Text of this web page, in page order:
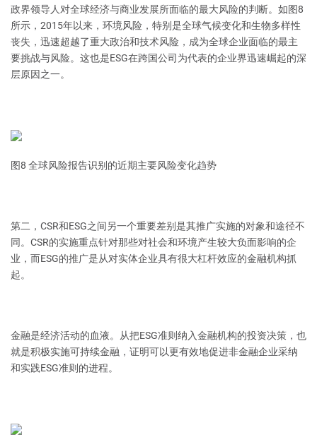
政界领导人对全球经济与商业发展所面临的最大风险的判断。如图8
所示，2015年以来，环境风险，特别是全球气候变化和生物多样性
丧失，迅速超越了重大政治和技术风险，成为全球企业面临的最主
要挑战与风险。这也是ESG在跨国公司为代表的企业界迅速崛起的深
层原因之一。
图8 全球风险报告识别的近期主要风险变化趋势
第二，CSR和ESG之间另一个重要差别是其推广实施的对象和途径不
同。CSR的实施重点针对那些对社会和环境产生较大负面影响的企
业，而ESG的推广是从对实体企业具有很大杠杆效应的金融机构抓
起。
金融是经济活动的血液。从把ESG准则纳入金融机构的投资决策，也
就是积极实施可持续金融，证明可以更有效地促进非金融企业采纳
和实践ESG准则的进程。